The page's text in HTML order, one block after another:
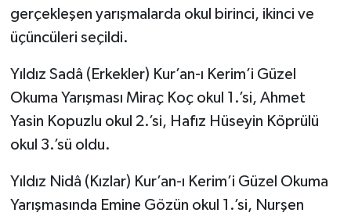
gerçekleşen yarışmalarda okul birinci, ikinci ve
üçüncüleri seçildi.
Yıldız Sadâ (Erkekler) Kur’an-ı Kerim’i Güzel
Okuma Yarışması Miraç Koç okul 1.’si, Ahmet
Yasin Kopuzlu okul 2.’si, Hafız Hüseyin Köprülü
okul 3.’sü oldu.
Yıldız Nidâ (Kızlar) Kur’an-ı Kerim’i Güzel Okuma
Yarışmasında Emine Gözün okul 1.’si, Nurşen